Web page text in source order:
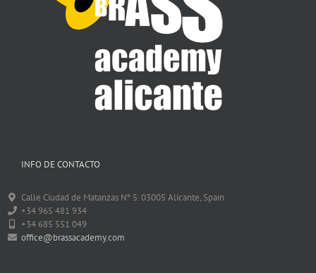
INFO DE CONTACTO
Calle Ciudad de Matanzas Nº 5. 03005 Alicante, Spain
+34 965 481 934
+34 685 551 049
office@brassacademy.com